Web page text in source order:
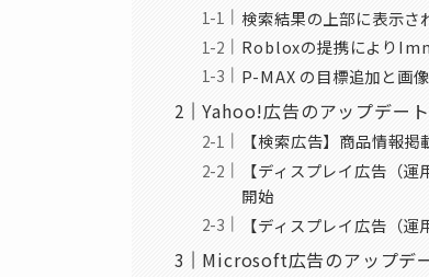
検索結果の上部に表示さ
Robloxの提携により
P-MAX の目標追加と画
Yahoo!広告のアップデート
【検索広告】商品情報掲
【ディスプレイ広告（
開始
【ディスプレイ広告（
Microsoft広告のアップデ